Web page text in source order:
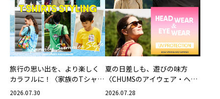
旅行の思い出を、より楽しく
カラフルに！〈家族のTシャツ
スタイリング特集〉
2026.07.30
夏の日差しも、遊びの味方
〈CHUMSのアイウェア・ヘッ
ドウェア〉
2026.07.28